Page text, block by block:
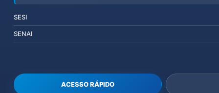
SESI
SENAI
ACESSO RÁPIDO